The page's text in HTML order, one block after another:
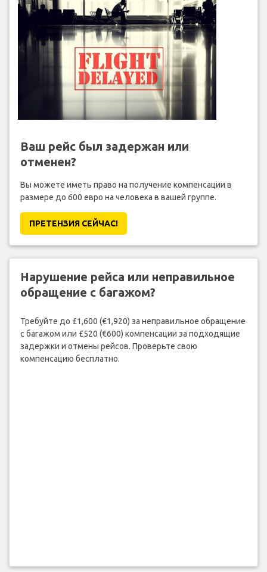
Ваш рейс был задержан или
отменен?
Вы можете иметь право на получение компенсации в
размере до 600 евро на человека в вашей группе.
ПРЕТЕНЗИЯ CЕЙЧАС!
Нарушение рейса или неправильное
обращение с багажом?
Требуйте до £1,600 (€1,920) за неправильное обращение
с багажом или £520 (€600) компенсации за подходящие
задержки и отмены рейсов. Проверьте свою
компенсацию бесплатно.